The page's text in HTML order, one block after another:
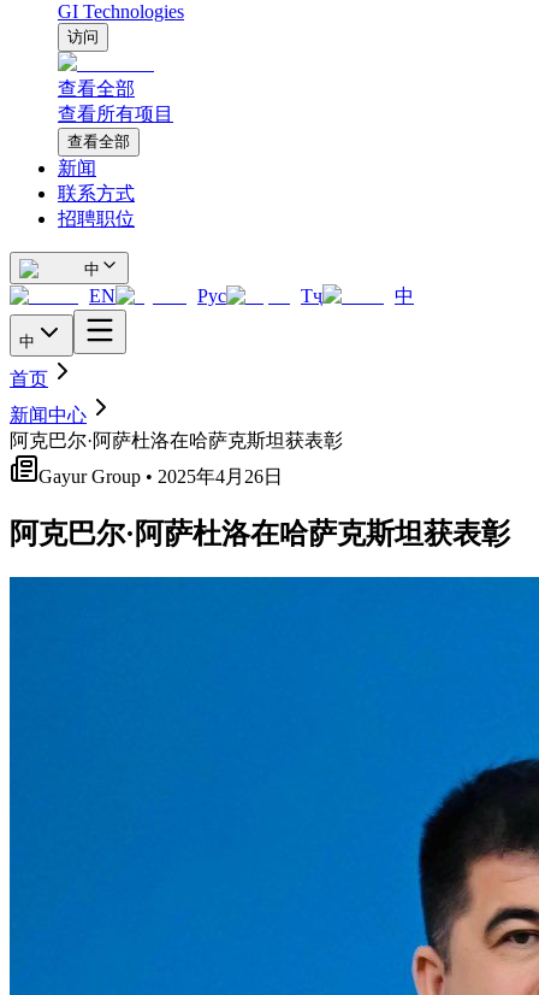
GI Technologies
访问
查看全部
查看所有项目
查看全部
新闻
联系方式
招聘职位
中
EN Рус Тҷ 中
中
首页
新闻中心
阿克巴尔·阿萨杜洛在哈萨克斯坦获表彰
Gayur Group • 2025年4月26日
阿克巴尔·阿萨杜洛在哈萨克斯坦获表彰